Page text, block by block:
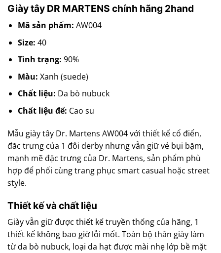
Giày tây DR MARTENS chính hãng 2hand
Mã sản phẩm: AW004
Size: 40
Tình trạng: 90%
Màu: Xanh (suede)
Chất liệu: Da bò nubuck
Chất liệu đế: Cao su
Mẫu giày tây Dr. Martens AW004 với thiết kế cổ điển,
đăc trưng của 1 đôi derby nhưng vẫn giữ vẻ bụi bặm,
mạnh mẽ đặc trưng của Dr. Martens, sản phẩm phù
hợp để phối cùng trang phục smart casual hoặc street
style.
Thiết kế và chất liệu
Giày vẫn giữ được thiết kế truyền thống của hãng, 1
thiết kế không bao giờ lỗi mốt. Toàn bộ thân giày làm
từ da bò nubuck, loại da hạt được mài nhẹ lớp bề mặt